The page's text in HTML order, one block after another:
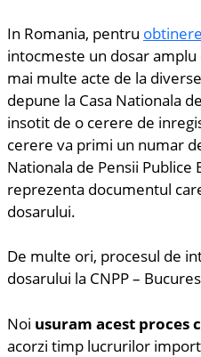
In Romania, pentru
intocmeste un dosar
mai multe acte de la
depune la Casa Nationala
insotit de o cerere de
cerere va primi un numar
Nationala de Pensii Publice
reprezenta documentul
dosarului.
De multe ori, procesul de
dosarului la CNPP –
Noi usuram acest proces
acorzi timp lucrurilor